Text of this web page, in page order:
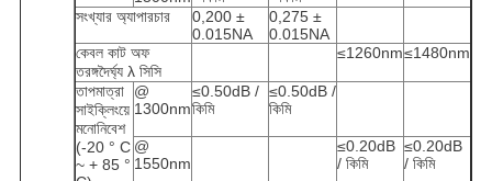
সংখ্যার অ্যাপারচার
0,200 ±
0.015NA
0,275 ±
0.015NA
কেবল কাট অফ
তরঙ্গদৈর্ঘ্য λ সিসি
≤1260nm≤1480nm
তাপমাত্রা
সাইক্লিংয়ে
মনোনিবেশ
(-20 ° C
~ + 85 °
@
1300nm
≤0.50dB /
কিমি
≤0.50dB /
কিমি
@
1550nm
≤0.20dB
/ কিমি
≤0.20dB
/ কিমি